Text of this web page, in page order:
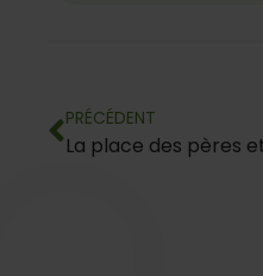
PRÉCÉDENT